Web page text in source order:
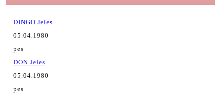
DINGO Jeles
05.04.1980
pes
DON Jeles
05.04.1980
pes